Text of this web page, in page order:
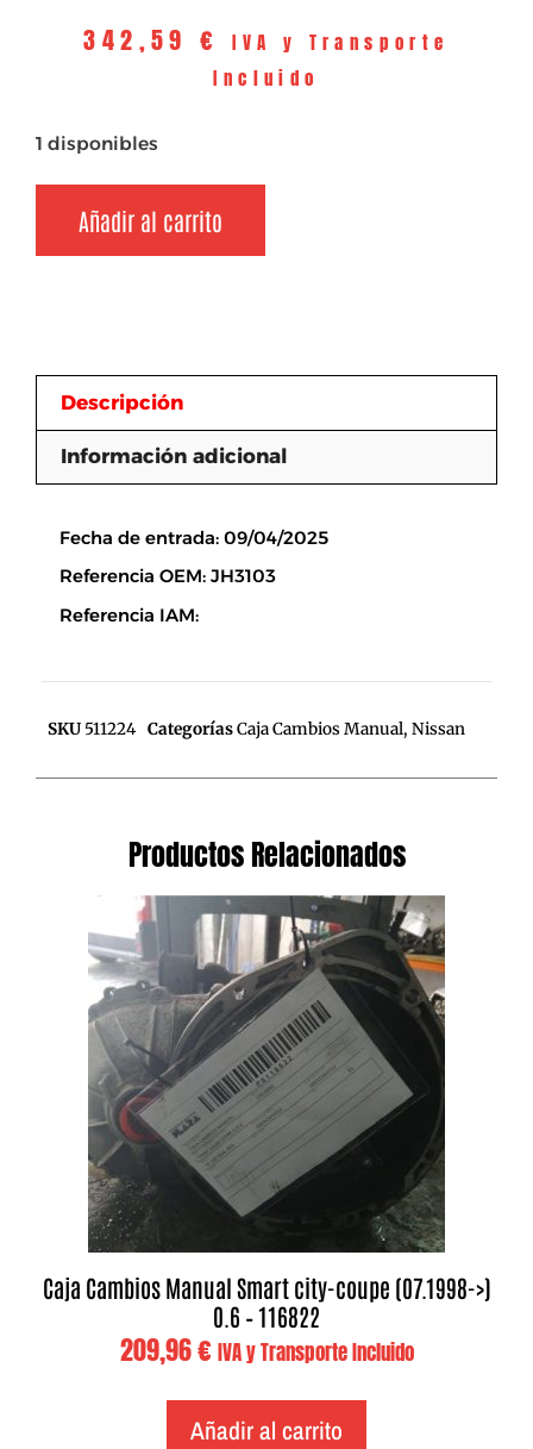
342,59€
IVA y Transporte
Incluido
1 disponibles
Añadir al carrito
Descripción
Información adicional
Fecha de entrada: 09/04/2025
Referencia OEM: JH3103
Referencia IAM:
SKU 511224 CategoríasCaja Cambios Manual, Nissan
Productos Relacionados
Caja Cambios Manual Smart city-coupe (07.1998->)
0.6 – 116822
209,96€ IVA y Transporte Incluido
Añadir al carrito